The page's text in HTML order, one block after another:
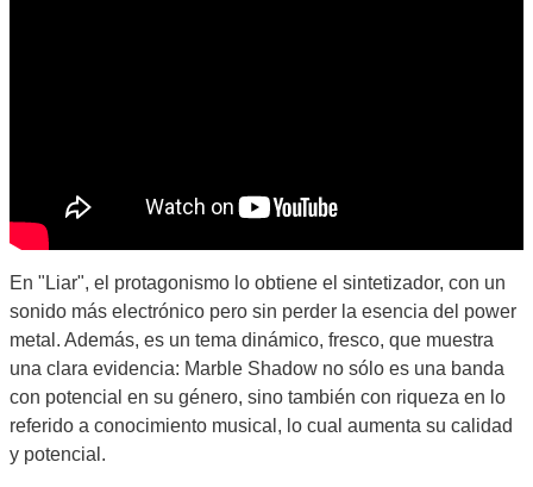
En "Liar", el protagonismo lo obtiene el sintetizador, con un
sonido más electrónico pero sin perder la esencia del power
metal. Además, es un tema dinámico, fresco, que muestra
una clara evidencia: Marble Shadow no sólo es una banda
con potencial en su género, sino también con riqueza en lo
referido a conocimiento musical, lo cual aumenta su calidad
y potencial.